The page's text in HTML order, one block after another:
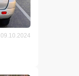
09.10.2024